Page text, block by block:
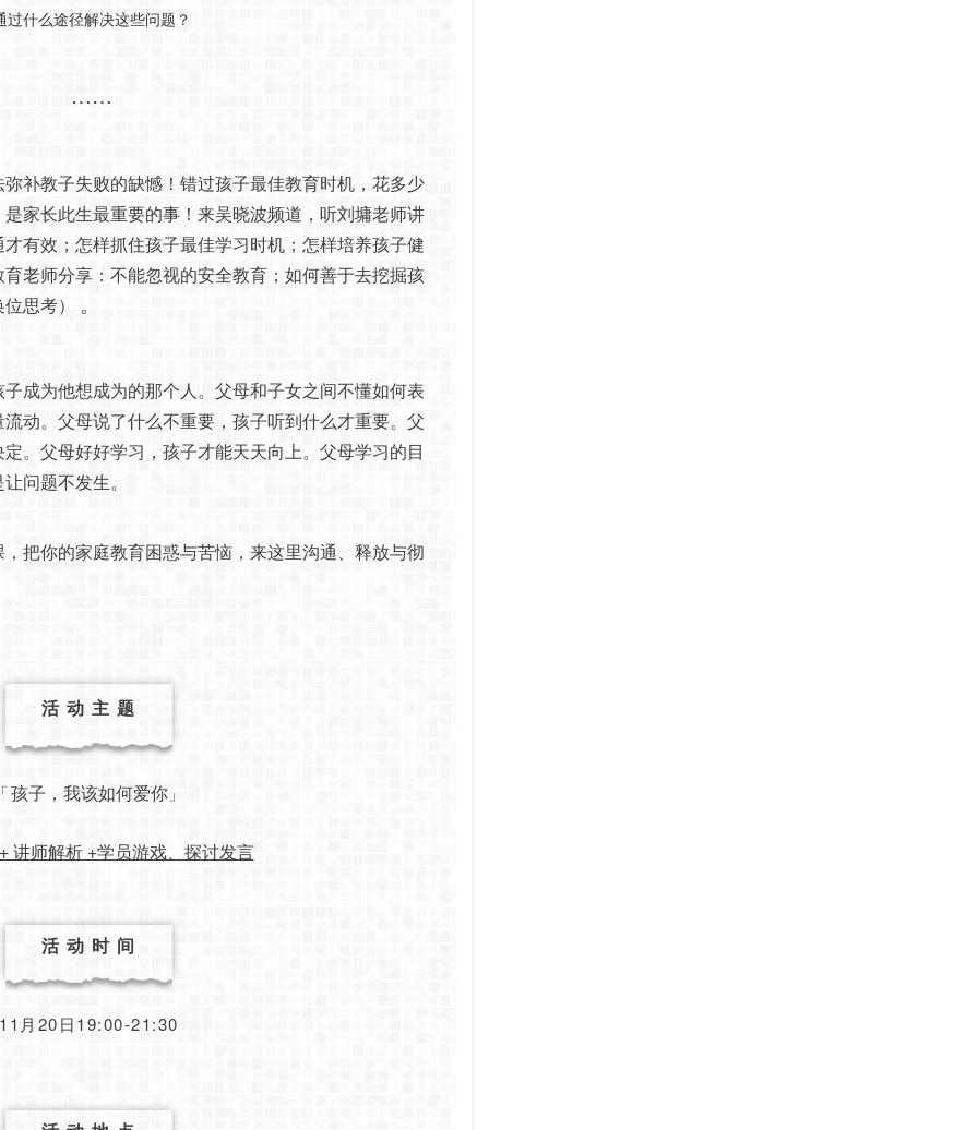
过什么途径解决这些问题？
……
补教子失败的缺憾！错过孩子最佳教育时机，花多少
家长此生最重要的事！来吴晓波频道，听刘墉老师讲
有效；怎样抓住孩子最佳学习时机；怎样培养孩子健
老师分享：不能忽视的安全教育；如何善于去挖掘孩
思考）
。
成为他想成为的那个人。父母和子女之间不懂如何表
动。父母说了什么不重要，孩子听到什么才重要。父
。父母好好学习，孩子才能天天向上。父母学习的目
问题不发生。
把你的家庭教育困惑与苦恼，来这里沟通、释放与彻
活 动 主 题
孩子，我该如何爱你」
讲师解析 +学员游戏、探讨发言
活 动 时 间
11月20日19:00-21:30